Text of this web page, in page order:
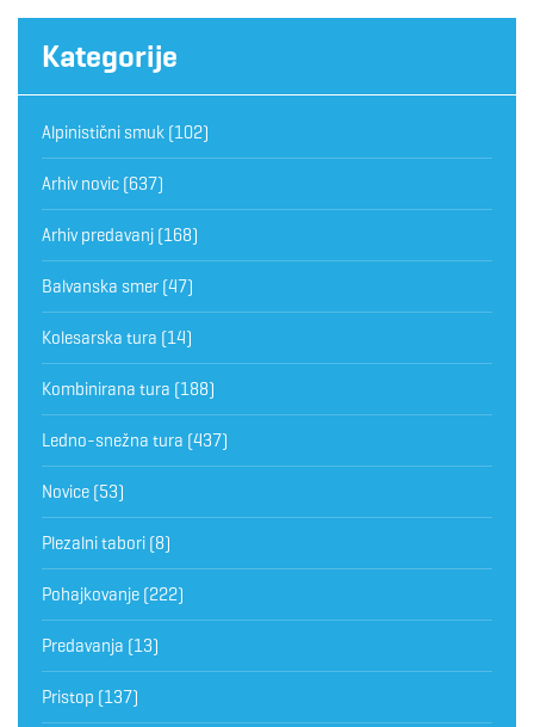
Kategorije
Alpinistični smuk (102)
Arhiv novic (637)
Arhiv predavanj (168)
Balvanska smer (47)
Kolesarska tura (14)
Kombinirana tura (188)
Ledno-snežna tura (437)
Novice (53)
Plezalni tabori (8)
Pohajkovanje (222)
Predavanja (13)
Pristop (137)